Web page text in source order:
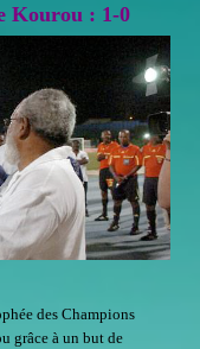
Kourou : 1-0
des Champions
grâce à un but de